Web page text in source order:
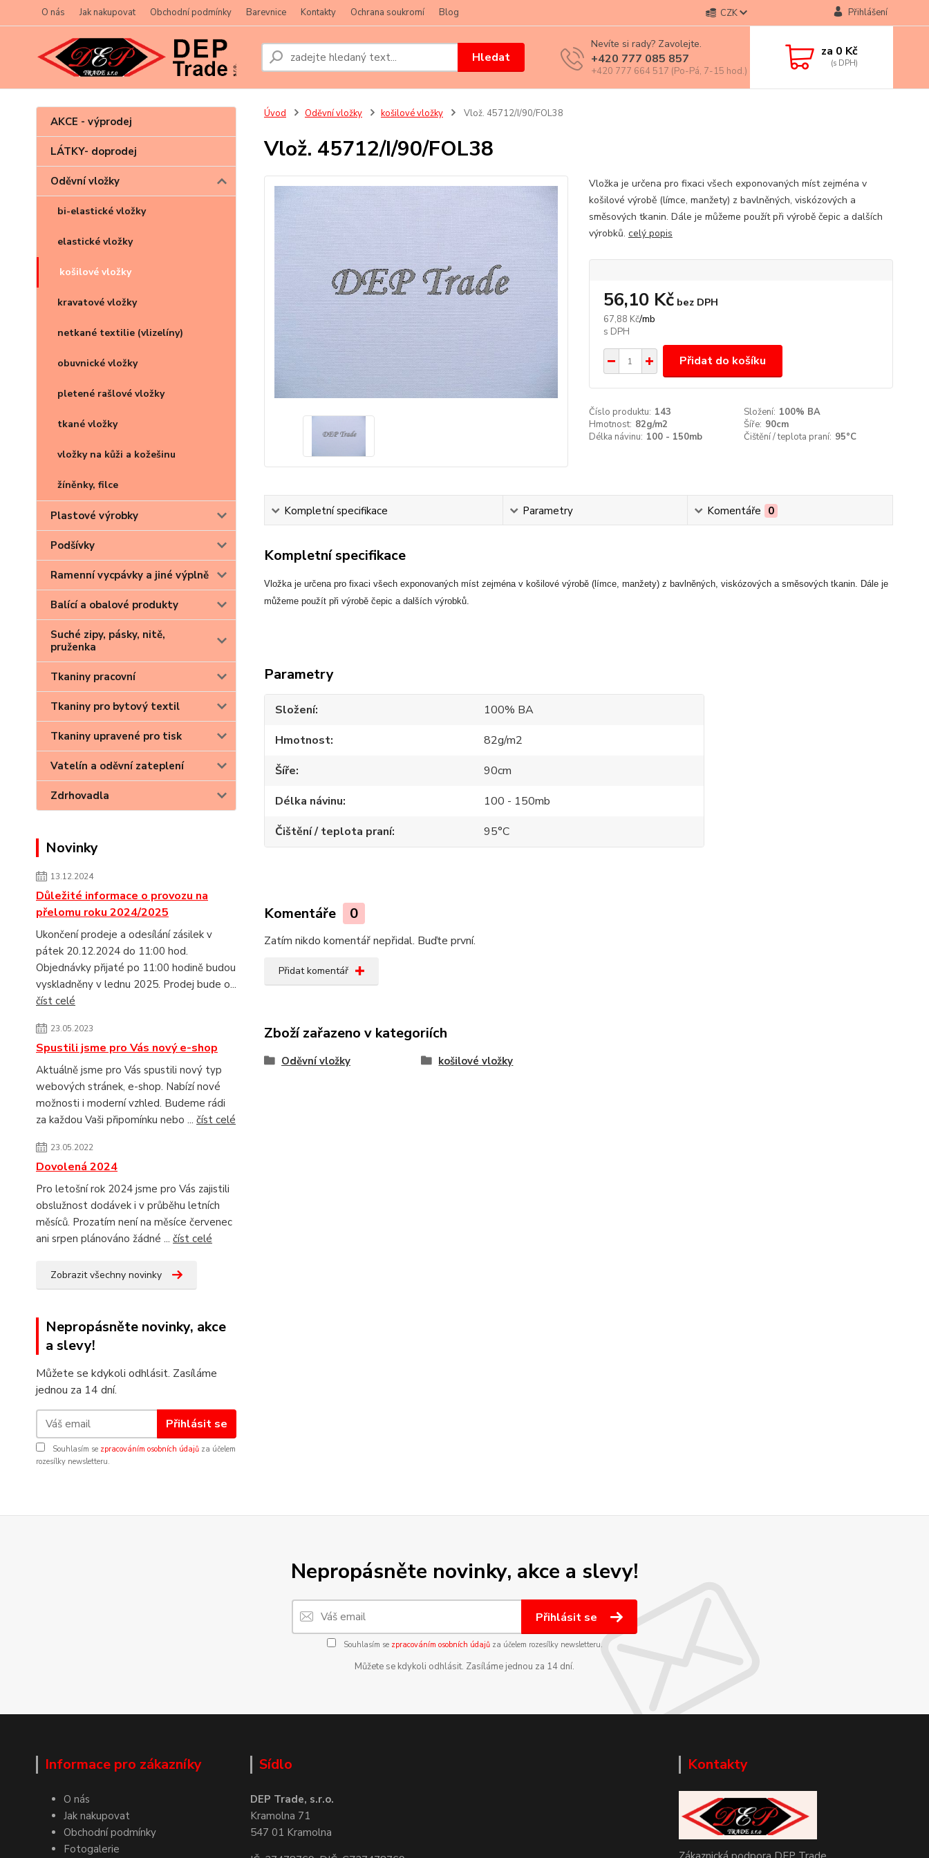
O nás Jak nakupovat Obchodní podmínky Barevnice Kontakty Ochrana soukromí Blog CZK Přihlášení
Hledat
Nevíte si rady? Zavolejte.
+420 777 085 857
+420 777 664 517 (Po-Pá, 7-15 hod.)
za 0 Kč
AKCE - výprodej
LÁTKY- doprodej
Oděvní vložky
bi-elastické vložky
elastické vložky
košilové vložky
kravatové vložky
netkané textilie (vlizelíny)
obuvnické vložky
pletené rašlové vložky
tkané vložky
vložky na kůži a kožešinu
žíněnky, filce
Plastové výrobky
Podšívky
Ramenní vycpávky a jiné výplně
Balící a obalové produkty
Suché zipy, pásky, nitě,
pruženka
Tkaniny pracovní
Tkaniny pro bytový textil
Tkaniny upravené pro tisk
Vatelín a oděvní zateplení
Zdrhovadla
Novinky
13.12.2024
Důležité informace o provozu na
přelomu roku 2024/2025
Ukončení prodeje a odesílání zásilek v
pátek 20.12.2024 do 11:00 hod.
Objednávky přijaté po 11:00 hodině budou
vyskladněny v lednu 2025. Prodej bude o...
číst celé
23.05.2023
Spustili jsme pro Vás nový e-shop
Aktuálně jsme pro Vás spustili nový typ
webových stránek, e-shop. Nabízí nové
možnosti i moderní vzhled. Budeme rádi
za každou Vaši připomínku nebo ... číst celé
23.05.2022
Dovolená 2024
Pro letošní rok 2024 jsme pro Vás zajistili
obslužnost dodávek i v průběhu letních
měsíců. Prozatím není na měsíce červenec
ani srpen plánováno žádné ... číst celé
Zobrazit všechny novinky
Nepropásněte novinky, akce
a slevy!
Můžete se kdykoli odhlásit. Zasíláme
jednou za 14 dní.
Přihlásit se
Souhlasím se zpracováním osobních údajů za účelem
rozesílky newsletteru.
Úvod Oděvní vložky košilové vložky Vlož. 45712/I/90/FOL38
Vlož. 45712/I/90/FOL38
Vložka je určena pro fixaci všech exponovaných míst zejména v
košilové výrobě (límce, manžety) z bavlněných, viskózových a
směsových tkanin. Dále je můžeme použít při výrobě čepic a dalších
výrobků. celý popis
67,88 Kč/mb
56,10 Kč bez DPH
Přidat do košíku
Číslo produktu: 143 Složení: 100% BA
Hmotnost: 82g/m2 Šíře: 90cm
Délka návinu: 100 - 150mb Čištění / teplota praní: 95°C
Kompletní specifikace Parametry Komentáře 0
Kompletní specifikace
Vložka je určena pro fixaci všech exponovaných míst zejména v košilové výrobě (límce, manžety) z bavlněných, viskózových a směsových tkanin. Dále je
můžeme použít při výrobě čepic a dalších výrobků.
Parametry
Složení
100% BA
Hmotnost
82g/m2
Šíře
90cm
Délka návinu
100 - 150mb
Čištění / teplota praní
95°C
Komentáře 0
Zatím nikdo komentář nepřidal. Buďte první.
Přidat komentář
Zboží zařazeno v kategoriích
Oděvní vložky košilové vložky
Nepropásněte novinky, akce a slevy!
Přihlásit se
Souhlasím se zpracováním osobních údajůza účelem rozesílky newsletteru.
Můžete se kdykoli odhlásit. Zasíláme jednou za 14 dní.
Informace pro zákazníky
O nás
Jak nakupovat
Obchodní podmínky
Fotogalerie
Sídlo
DEP Trade, s.r.o.
Kramolna 71
547 01 Kramolna
Kontakty